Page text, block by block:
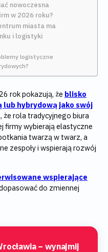
nowoczesna
w 2026 roku?
miasta ma
i logistyki
logistyczne
rok pokazują, że blisko
lub hybrydową jako swój
że rola tradycyjnego biura
firmy wybierają elastyczne
twarzą w twarz, a
zespoły i wspierają rozwój
wspierające
do zmiennej
– wynajmij